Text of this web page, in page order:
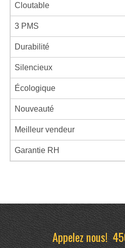
Cloutable
3 PMS
Durabilité
Silencieux
Écologique
Nouveauté
Meilleur vendeur
Garantie RH
Appelez nous!